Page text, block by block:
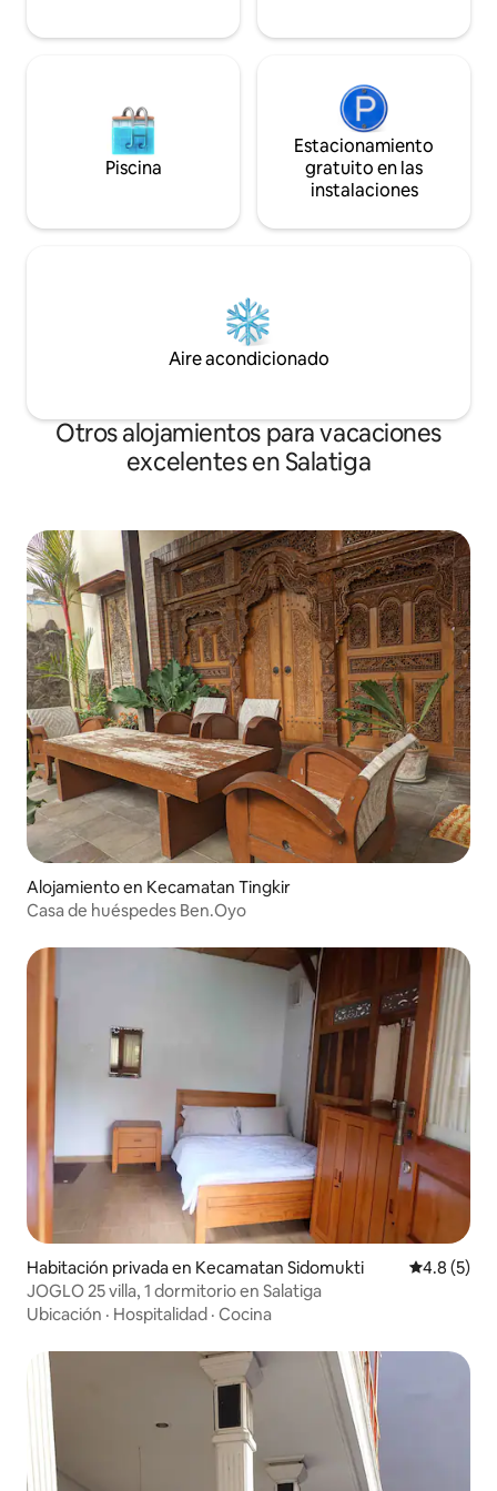
Piscina
Estacionamiento
gratuito en las
instalaciones
Aire acondicionado
Otros alojamientos para vacaciones
excelentes en Salatiga
Alojamiento en Kecamatan Tingkir
Casa de huéspedes Ben.Oyo
Habitación privada en Kecamatan Sidomukti
4.8 (5)
JOGLO 25 villa, 1 dormitorio en Salatiga
Ubicación · Hospitalidad · Cocina